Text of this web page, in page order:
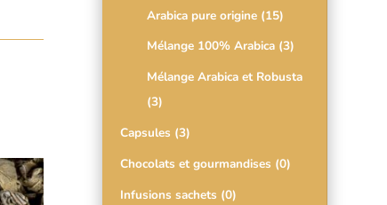
Arabica pure origine (15)
Mélange 100% Arabica (3)
Mélange Arabica et Robusta
(3)
Capsules (3)
Chocolats et gourmandises (0)
Infusions sachets (0)